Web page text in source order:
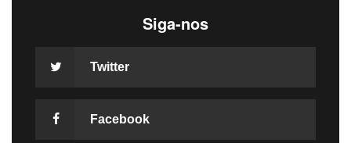
Siga-nos
Twitter
Facebook